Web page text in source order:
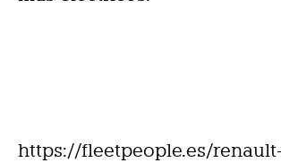
https://fleetpeople.es/